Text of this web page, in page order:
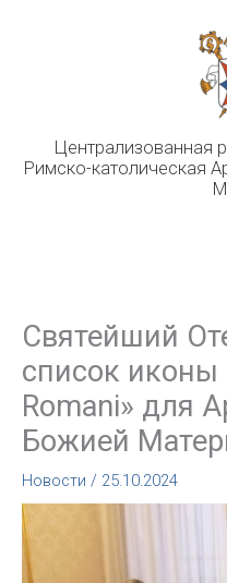
Централизованная
Римско-католическая
Святейший
список иконы
Romani» для
Божией
Новости / 25.10.2024